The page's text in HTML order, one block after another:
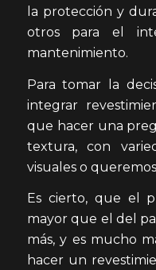
la protección y
otros para el
mantenimiento.
Para tomar la
integrar
que hacer una
textura, con
visuales o
Es cierto, que el
mayor que el del
más, y es mucho
hacer un